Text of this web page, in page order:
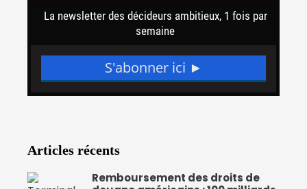
Articles récents
Remboursement des droits de